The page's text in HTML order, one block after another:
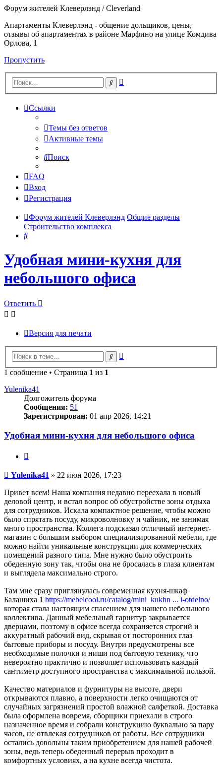
Форум жителей Клеверлэнд / Cleverland
Апартаменты Клеверлэнд - общение дольщиков, цены,
отзывы об апартаментах в районе Марфино на улице Комдива
Орлова, 1
Пропустить
Поиск
Ссылки
Темы без ответов
Активные темы
Поиск
FAQ
Вход
Регистрация
Форум жителей Клеверлэнд Общие разделы
Строительство комплекса
Поиск
Удобная мини-кухня для
небольшого офиса
Ответить
Версия для печати
Поиск
1 сообщение • Страница 1 из 1
Yulenika41
Долгожитель форума
Сообщения: 51
Зарегистрирован: 01 апр 2026, 14:21
Удобная мини-кухня для небольшого офиса
Сообщение
Yulenika41 » 22 июн 2026, 17:23
Привет всем! Наша компания недавно переехала в новый
деловой центр, и встал вопрос об обустройстве зоны отдыха
для сотрудников. Искала компактное решение, чтобы можно
было спрятать посуду, микроволновку и чайник, не занимая
много пространства. Коллега подсказал отличный интернет-
магазин с большим выбором специализированной мебели, где
можно найти уникальные конструкции для коммерческих
помещений разного типа. Мне нужно было обустроить
обеденную зону так, чтобы она не бросалась в глаза клиентам
и выглядела максимально строго.
Там мне сразу приглянулась современная кухня-шкаф
Балашиха 1 https://mebelcool.ru/catalog/mini_kukhn ... i-otdelno/
которая стала настоящим спасением для нашего небольшого
коллектива. Данный мебельный гарнитур закрывается
дверцами, поэтому в офисе всегда сохраняется строгий и
аккуратный рабочий вид, скрывая от посторонних глаз
бытовые приборы и посуду. Внутри предусмотрены все
необходимые полочки и ниши под бытовую технику, что
невероятно практично и позволяет использовать каждый
сантиметр доступного пространства с максимальной пользой.
Качество материалов и фурнитуры на высоте, двери
открываются плавно, а поверхности легко очищаются от
случайных загрязнений простой влажной салфеткой. Доставка
была оформлена вовремя, сборщики приехали в строго
назначенное время и собрали конструкцию буквально за пару
часов, не отвлекая сотрудников от работы. Все сотрудники
остались довольны таким приобретением для нашей рабочей
зоны, ведь теперь обеденный перерыв проходит в
комфортных условиях, а на кухне всегда чистота.